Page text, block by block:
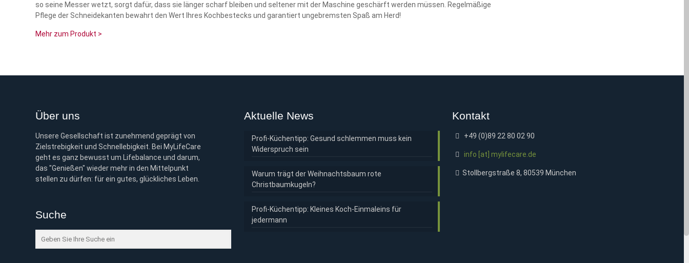
so seine Messer wetzt, sorgt dafür, dass sie länger scharf bleiben und seltener mit der Maschine geschärft werden müssen. Regelmäßige
Pflege der Schneidekanten bewahrt den Wert Ihres Kochbestecks und garantiert ungebremsten Spaß am Herd!
Mehr zum Produkt >
Über uns
Unsere Gesellschaft ist zunehmend geprägt von
Zielstrebigkeit und Schnellebigkeit. Bei MyLifeCare
geht es ganz bewusst um Lifebalance und darum,
das "Genießen" wieder mehr in den Mittelpunkt
stellen zu dürfen: für ein gutes, glückliches Leben.
Suche
Aktuelle News
Profi-Küchentipp: Gesund schlemmen muss kein
Widerspruch sein
Warum trägt der Weihnachtsbaum rote
Christbaumkugeln?
Profi-Küchentipp: Kleines Koch-Einmaleins für
jedermann
Kontakt
+49 (0)89 22 80 02 90
info [at] mylifecare.de
Stollbergstraße 8, 80539 München